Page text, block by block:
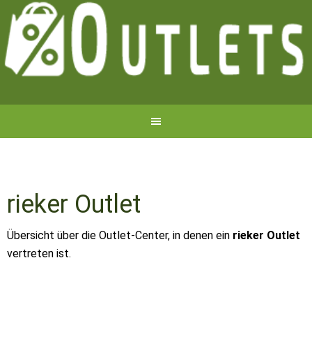
rieker Outlet
Übersicht über die Outlet-Center, in denen ein rieker Outlet
vertreten ist.